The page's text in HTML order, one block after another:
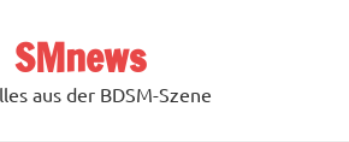
SMnews
aus der BDSM-Szene